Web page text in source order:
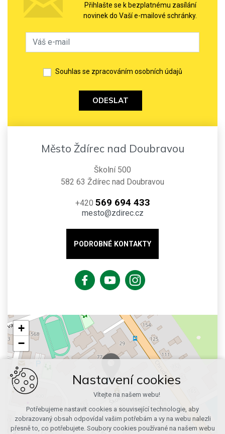
Přihlašte se k bezplatnému zasílání
novinek do Vaší e-mailové schránky.
Souhlas se zpracováním osobních údajů
ODESLAT
Město Ždírec nad Doubravou
Školní 500
582 63 Ždírec nad Doubravou
+420 569 694 433
mesto@zdirec.cz
PODROBNÉ KONTAKTY
+
−
Nastavení cookies
Vítejte na našem webu!
Potřebujeme nastavit cookies a související technologie, aby
zobrazovaný obsah odpovídal vašim potřebám a vy na webu nalezli
přesně to, co potřebujete. Soubory cookies používané na našem webu